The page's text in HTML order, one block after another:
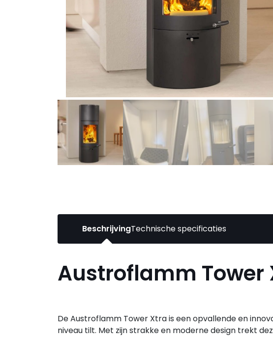
BeschrijvingTechnische specificaties
Austroflamm Tower
De Austroflamm Tower Xtra is een opvallende en
niveau tilt. Met zijn strakke en moderne design trekt